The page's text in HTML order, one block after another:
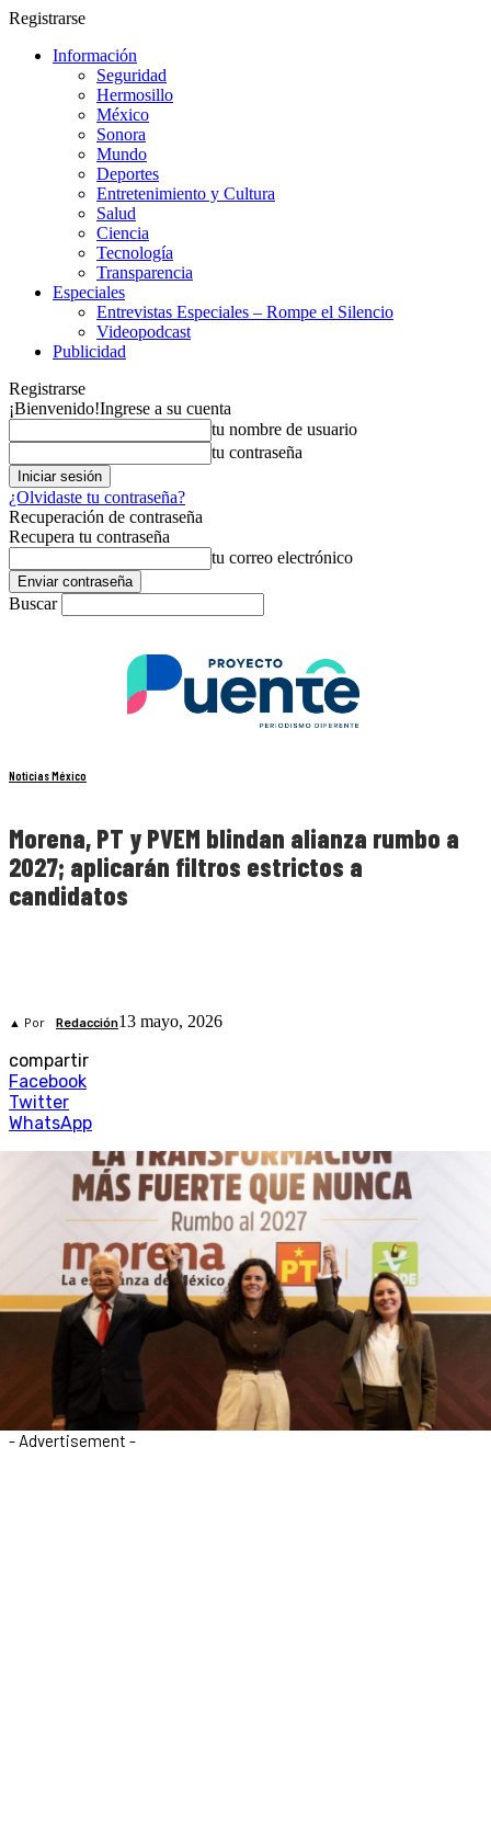
Registrarse
Información
Seguridad
Hermosillo
México
Sonora
Mundo
Deportes
Entretenimiento y Cultura
Salud
Ciencia
Tecnología
Transparencia
Especiales
Entrevistas Especiales – Rompe el Silencio
Videopodcast
Publicidad
Registrarse
¡Bienvenido!Ingrese a su cuenta
tu nombre de usuario
tu contraseña
¿Olvidaste tu contraseña?
Recuperación de contraseña
Recupera tu contraseña
tu correo electrónico
Buscar
Noticias México
Morena, PT y PVEM blindan alianza rumbo a
2027; aplicarán filtros estrictos a
candidatos
▲ Por Redacción13 mayo, 2026
compartir
Facebook
Twitter
WhatsApp
- Advertisement -